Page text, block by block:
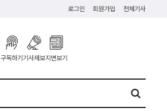
로그인 회원가입 전체기사
구독하기기사제보지면보기